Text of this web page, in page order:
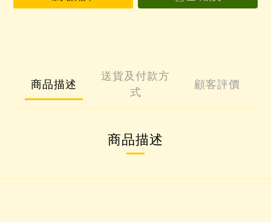
商品描述
送貨及付款方
式
顧客評價
商品描述